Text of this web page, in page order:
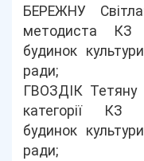
БЕРЕЖНУ
методиста КЗ
будинок
ради;
ГВОЗДІК Тетяну
категорії КЗ
будинок
ради;